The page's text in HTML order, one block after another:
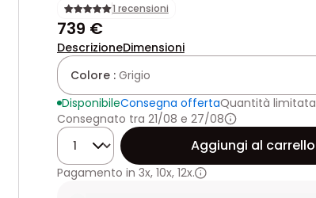
1 recensioni
739 €
DescrizioneDimensioni
Colore : Grigio
DisponibileConsegna offertaQuantità limitata
Consegnato tra 21/08 e 27/08
Quantità
Aggiungi al carrello
Pagamento in 3x, 10x, 12x.